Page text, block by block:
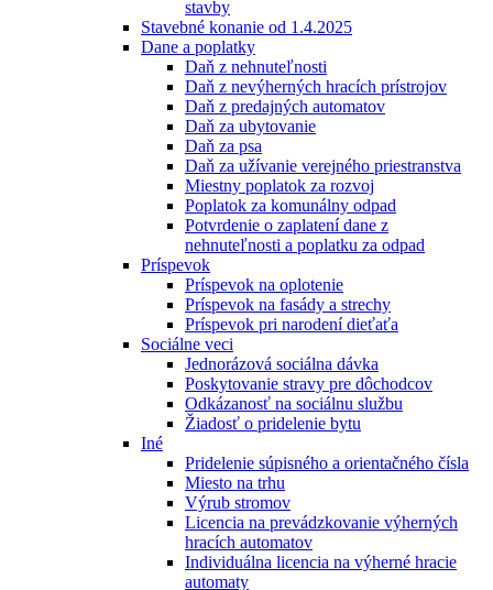
stavby
Stavebné konanie od 1.4.2025
Dane a poplatky
Daň z nehnuteľnosti
Daň z nevýherných hracích prístrojov
Daň z predajných automatov
Daň za ubytovanie
Daň za psa
Daň za užívanie verejného priestranstva
Miestny poplatok za rozvoj
Poplatok za komunálny odpad
Potvrdenie o zaplatení dane z
nehnuteľnosti a poplatku za odpad
Príspevok
Príspevok na oplotenie
Príspevok na fasády a strechy
Príspevok pri narodení dieťaťa
Sociálne veci
Jednorázová sociálna dávka
Poskytovanie stravy pre dôchodcov
Odkázanosť na sociálnu službu
Žiadosť o pridelenie bytu
Iné
Pridelenie súpisného a orientačného čísla
Miesto na trhu
Výrub stromov
Licencia na prevádzkovanie výherných
hracích automatov
Individuálna licencia na výherné hracie
automaty